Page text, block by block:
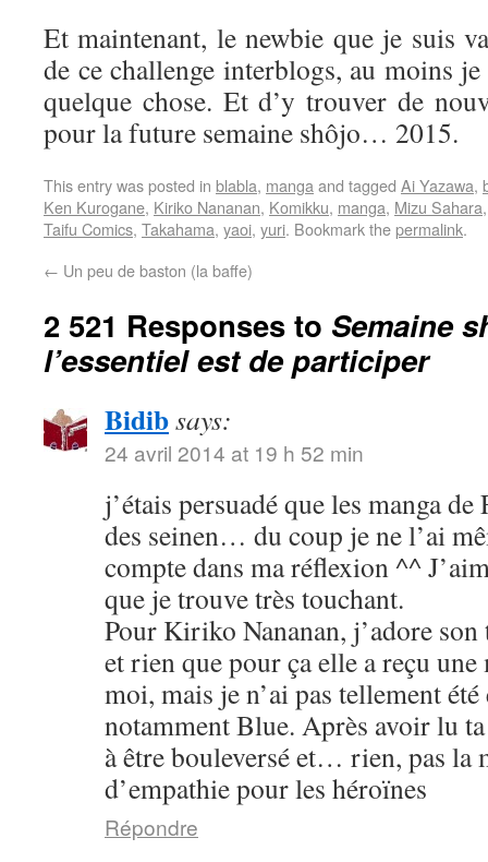
Et maintenant, le newbie que je suis
de ce challenge interblogs, au moins
quelque chose. Et d’y trouver de
pour la future semaine shôjo… 2015.
This entry was posted in blabla, mangaand tagged Ai Yazawa,
Ken Kurogane, Kiriko Nananan, Komikku, manga, Mizu Sahara
Taifu Comics, Takahama, yaoi, yuri. Bookmark thepermalink.
← Un peu de baston (la baffe)
2 521 Responses to Semaine
l’essentiel est de participer
Bidibsays:
24 avril 2014 at 19 h 52 min
j’étais persuadé que les manga
des seinen… du coup je ne l’ai
compte dans ma réflexion ^^
que je trouve très touchant.
Pour Kiriko Nananan, j’adore
et rien que pour ça elle a reçu
moi, mais je n’ai pas tellement
notamment Blue. Après avoir lu
à être bouleversé et… rien, pas la
d’empathie pour les héroïnes
Répondre